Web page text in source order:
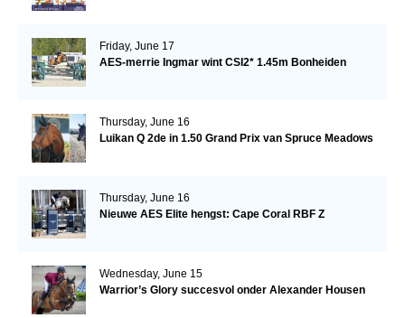
Friday, June 17
AES-merrie Ingmar wint CSI2* 1.45m Bonheiden
Thursday, June 16
Luikan Q 2de in 1.50 Grand Prix van Spruce Meadows
Thursday, June 16
Nieuwe AES Elite hengst: Cape Coral RBF Z
Wednesday, June 15
Warrior’s Glory succesvol onder Alexander Housen